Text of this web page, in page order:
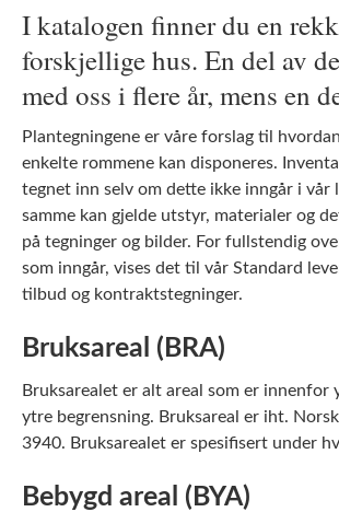
I katalogen finner du en
forskjellige hus. En del av
med oss i flere år, mens en
Plantegningene er våre forslag til
enkelte rommene kan disponeres.
tegnet inn selv om dette ikke inngår i vår
samme kan gjelde utstyr, materialer og
på tegninger og bilder. For fullstendig
som inngår, vises det til vår Standard
tilbud og kontraktstegninger.
Bruksareal (BRA)
Bruksarealet er alt areal som er innenfor
ytre begrensning. Bruksareal er iht.
3940. Bruksarealet er spesifisert under
Bebygd areal (BYA)